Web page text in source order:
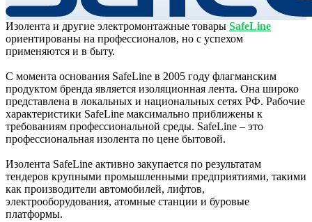
Изолента и другие электромонтажные товары SafeLine
ориентированы на профессионалов, но с успехом
применяются и в быту.
С момента основания SafeLine в 2005 году флагманским
продуктом бренда является изоляционная лента. Она широко
представлена в локальных и национальных сетях РФ. Рабочие
характеристики SafeLine максимально приближены к
требованиям профессиональной среды. SafeLine – это
профессиональная изолента по цене бытовой.
Изолента SafeLine активно закупается по результатам
тендеров крупными промышленными предприятиями, такими
как производители автомобилей, лифтов,
электрооборудования, атомные станции и буровые
платформы.